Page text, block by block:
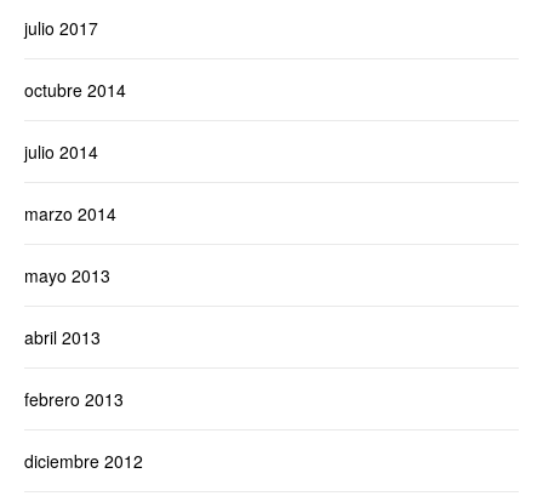
julio 2017
octubre 2014
julio 2014
marzo 2014
mayo 2013
abril 2013
febrero 2013
diciembre 2012